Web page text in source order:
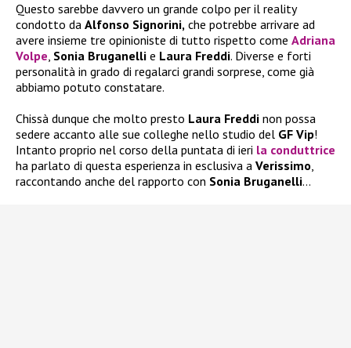
Questo sarebbe davvero un grande colpo per il reality
condotto da Alfonso Signorini, che potrebbe arrivare ad
avere insieme tre opinioniste di tutto rispetto come Adriana
Volpe, Sonia Bruganelli e Laura Freddi. Diverse e forti
personalità in grado di regalarci grandi sorprese, come già
abbiamo potuto constatare.
Chissà dunque che molto presto Laura Freddi non possa
sedere accanto alle sue colleghe nello studio del GF Vip!
Intanto proprio nel corso della puntata di ieri la conduttrice
ha parlato di questa esperienza in esclusiva a Verissimo,
raccontando anche del rapporto con Sonia Bruganelli…